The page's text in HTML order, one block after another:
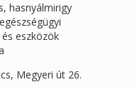
hasnyálmirigy
eszközök
Megyeri út 26.